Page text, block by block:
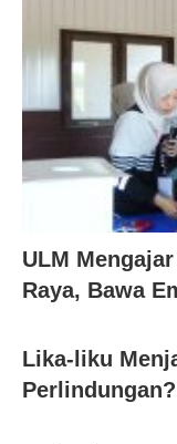
ULM
Raya, Bawa
Lika-liku
Perlindungan?